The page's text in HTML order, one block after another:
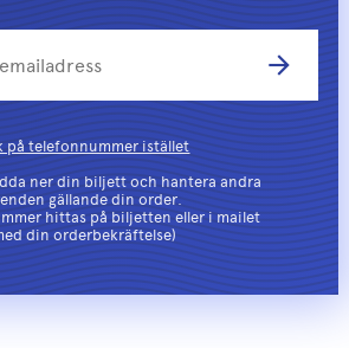
arrow_forward
på telefonnummer istället
ner din biljett och hantera andra
gällande din order.
hittas på biljetten eller i mailet
din orderbekräftelse)